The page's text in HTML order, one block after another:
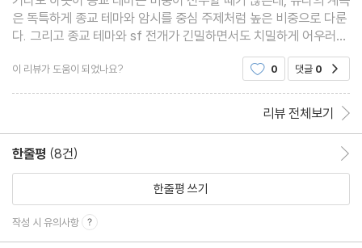
은 독특하게 종교 테마와 암시를 중심 주제처럼 높은 비중으로 다룬
다. 그리고 종교 테마와 sf 전개가 긴밀하면서도 치밀하게 어우러지
고 결합해서, 스토리 자체에는 흔한 모티브가 꽤 많은데도 불구하고
독특하며 뚜렷한 인상과 깊은 여운을 남긴다.
이 리뷰가 도움이 되었나요? 0 댓글 0
리뷰 전체보기
한줄평 (8건)
한줄평 쓰기
작성 시 유의사항